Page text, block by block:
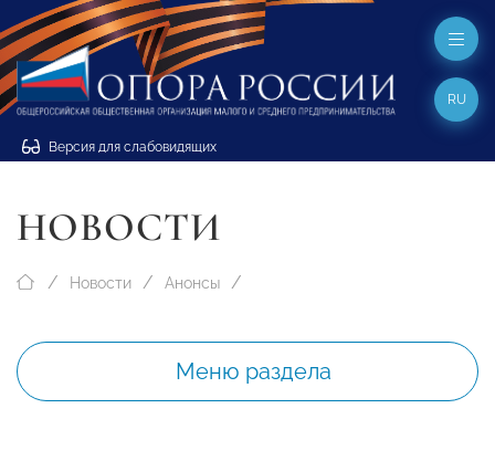
Версия для слабовидящих
RU
НОВОСТИ
Новости Анонсы
Меню раздела